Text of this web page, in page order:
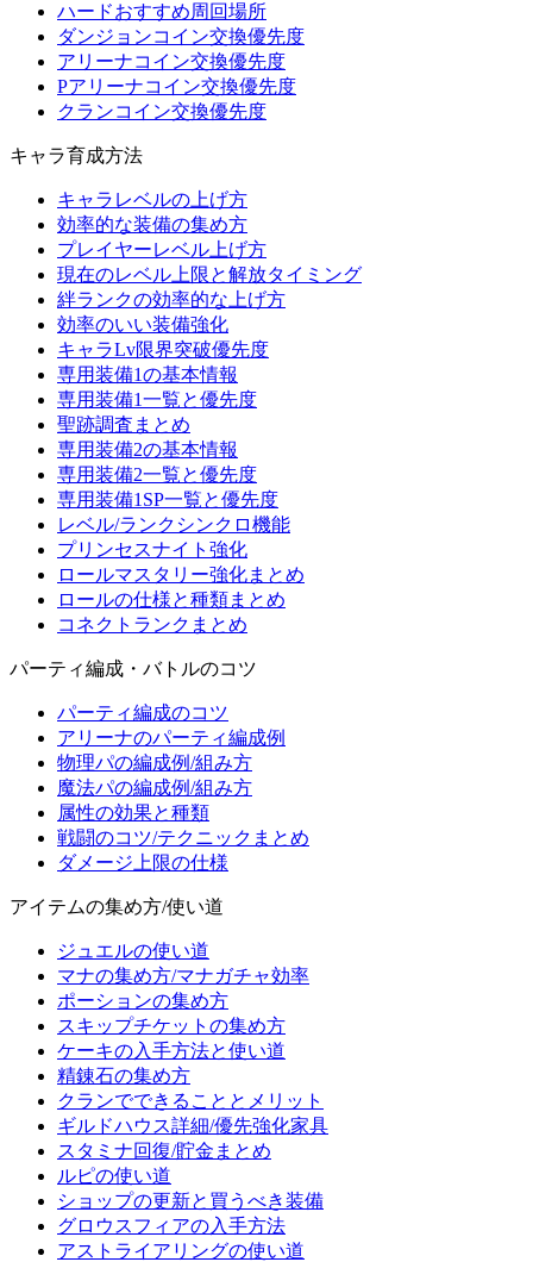
ハードおすすめ周回場所
ダンジョンコイン交換優先度
アリーナコイン交換優先度
Pアリーナコイン交換優先度
クランコイン交換優先度
キャラ育成方法
キャラレベルの上げ方
効率的な装備の集め方
プレイヤーレベル上げ方
現在のレベル上限と解放タイミング
絆ランクの効率的な上げ方
効率のいい装備強化
キャラLv限界突破優先度
専用装備1の基本情報
専用装備1一覧と優先度
聖跡調査まとめ
専用装備2の基本情報
専用装備2一覧と優先度
専用装備1SP一覧と優先度
レベル/ランクシンクロ機能
プリンセスナイト強化
ロールマスタリー強化まとめ
ロールの仕様と種類まとめ
コネクトランクまとめ
パーティ編成・バトルのコツ
パーティ編成のコツ
アリーナのパーティ編成例
物理パの編成例/組み方
魔法パの編成例/組み方
属性の効果と種類
戦闘のコツ/テクニックまとめ
ダメージ上限の仕様
アイテムの集め方/使い道
ジュエルの使い道
マナの集め方/マナガチャ効率
ポーションの集め方
スキップチケットの集め方
ケーキの入手方法と使い道
精錬石の集め方
クランでできることとメリット
ギルドハウス詳細/優先強化家具
スタミナ回復/貯金まとめ
ルピの使い道
ショップの更新と買うべき装備
グロウスフィアの入手方法
アストライアリングの使い道